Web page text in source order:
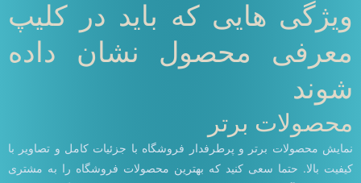
ویژگی هایی که باید در کلیپ
معرفی محصول نشان داده
شوند
محصولات برتر
نمایش محصولات برتر و پرطرفدار فروشگاه با جزئیات کامل و تصاویر با
کیفیت بالا. حتما سعی کنید که بهترین محصولات فروشگاه را به مشتری